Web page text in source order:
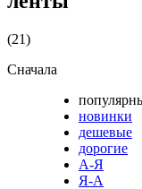
(21)
Сначала
новинки
дешевые
дорогие
А-Я
Я-А